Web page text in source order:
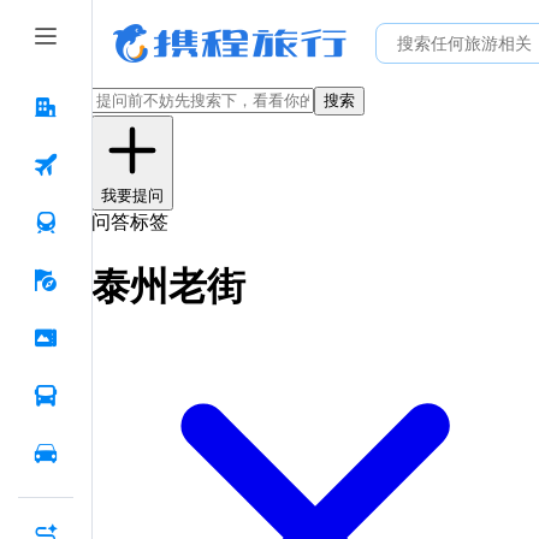
搜索
我要提问
问答标签
泰州老街